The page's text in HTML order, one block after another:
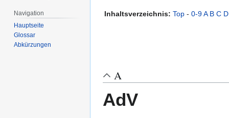
Zur
Zur
Inhaltsverzeichnis: Top - 0-9A B C D
A
AdV
Navigation
Hauptseite
Glossar
Abkürzungen